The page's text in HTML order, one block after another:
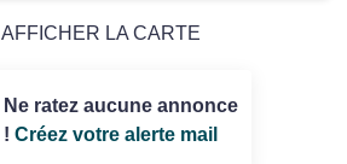
AFFICHER LA CARTE
Ne ratez aucune annonce
! Créez votre alerte mail